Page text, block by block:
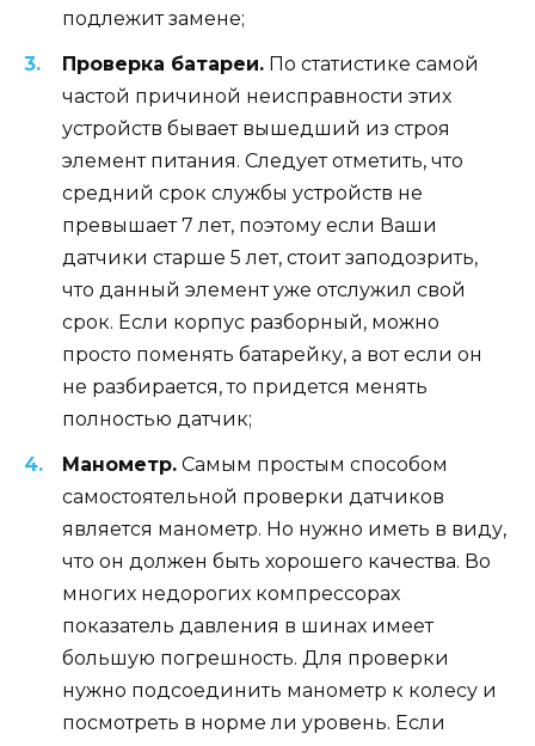
подлежит замене;
Проверка батареи. По статистике самой
частой причиной неисправности этих
устройств бывает вышедший из строя
элемент питания. Следует отметить, что
средний срок службы устройств не
превышает 7 лет, поэтому если Ваши
датчики старше 5 лет, стоит заподозрить,
что данный элемент уже отслужил свой
срок. Если корпус разборный, можно
просто поменять батарейку, а вот если он
не разбирается, то придется менять
полностью датчик;
Манометр. Самым простым способом
самостоятельной проверки датчиков
является манометр. Но нужно иметь в виду,
что он должен быть хорошего качества. Во
многих недорогих компрессорах
показатель давления в шинах имеет
большую погрешность. Для проверки
нужно подсоединить манометр к колесу и
посмотреть в норме ли уровень. Если